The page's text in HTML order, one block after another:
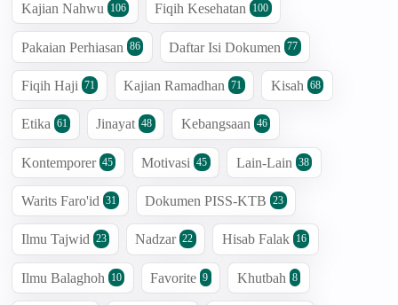
Kajian Nahwu 106 Fiqih Kesehatan 100
Pakaian Perhiasan 86 Daftar Isi Dokumen 77
Fiqih Haji 71 Kajian Ramadhan 71 Kisah 68
Etika 61 Jinayat 48 Kebangsaan 46
Kontemporer 45 Motivasi 45 Lain-Lain 38
Warits Faro'id 31 Dokumen PISS-KTB 23
Ilmu Tajwid 23 Nadzar 22 Hisab Falak 16
Ilmu Balaghoh 10 Favorite 9 Khutbah 8